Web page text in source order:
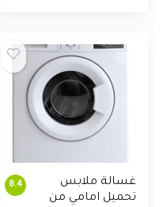
8.4
غسالة ملابس
تحميل امامي من